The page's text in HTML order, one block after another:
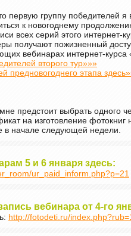
первую группу победителей
к новогоднему
всех серий этого интернет-
получают пожизненный
вебинарах интернет-
второго тур»»»
предновогоднего этапа
предстоит выбрать одного
на изготовление
в начале следующей недели.
5 и 6 января здесь:
ur_paid_inform.php?p=21
вебинара от 4-го
http://fotodeti.ru/